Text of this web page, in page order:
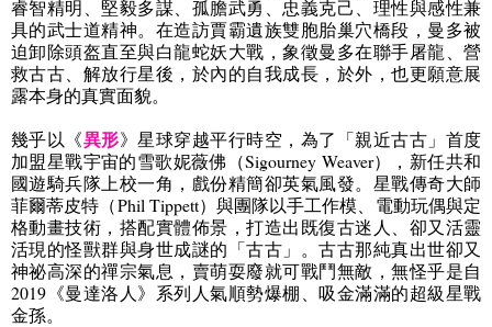
睿智精明、堅毅多謀、孤膽武勇、忠義克己、理性與感性兼
具的武士道精神。在造訪賈霸遺族雙胞胎巢穴橋段，曼多被
迫卸除頭盔直至與白龍蛇妖大戰，象徵曼多在聯手屠龍、營
救古古、解放行星後，於內的自我成長，於外，也更願意展
露本身的真實面貌。
幾乎以《異形》星球穿越平行時空，為了「親近古古」首度
加盟星戰宇宙的雪歌妮薇佛（Sigourney Weaver），新任共和
國遊騎兵隊上校一角，戲份精簡卻英氣風發。星戰傳奇大師
菲爾蒂皮特（Phil Tippett）與團隊以手工作模、電動玩偶與定
格動畫技術，搭配實體佈景，打造出既復古迷人、卻又活靈
活現的怪獸群與身世成謎的「古古」。古古那純真出世卻又
神祕高深的禪宗氣息，賣萌耍廢就可戰鬥無敵，無怪乎是自
2019 《曼達洛人》系列人氣順勢爆棚、吸金滿滿的超級星戰
金孫。